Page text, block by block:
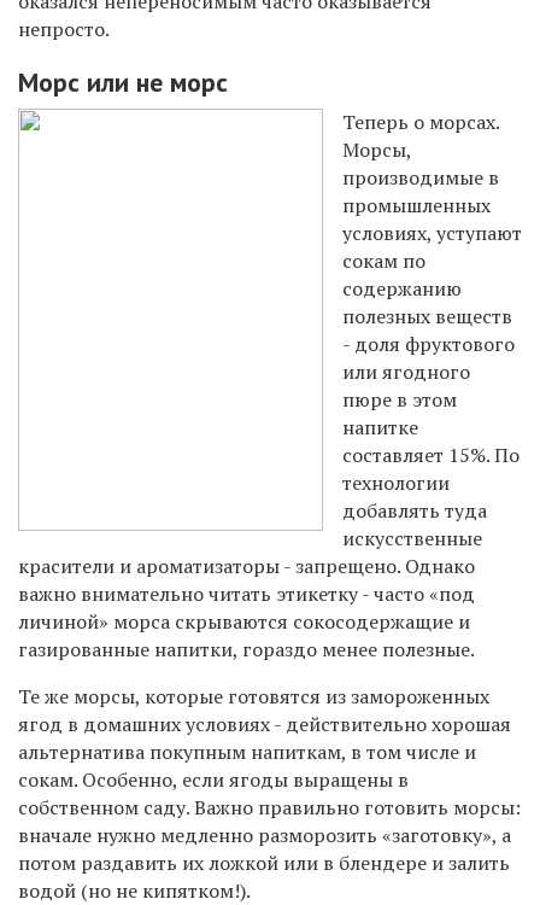
непросто.
Морс или не морс
Теперь о морсах.
Морсы,
производимые в
промышленных
условиях, уступают
сокам по
содержанию
полезных веществ
- доля фруктового
или ягодного
пюре в этом
напитке
составляет 15%. По
технологии
добавлять туда
искусственные
красители и ароматизаторы - запрещено. Однако
важно внимательно читать этикетку - часто «под
личиной» морса скрываются сокосодержащие и
газированные напитки, гораздо менее полезные.
Те же морсы, которые готовятся из замороженных
ягод в домашних условиях - действительно хорошая
альтернатива покупным напиткам, в том числе и
сокам. Особенно, если ягоды выращены в
собственном саду. Важно правильно готовить морсы:
вначале нужно медленно разморозить «заготовку», а
потом раздавить их ложкой или в блендере и залить
водой (но не кипятком!).